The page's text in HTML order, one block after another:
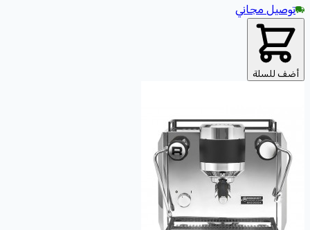
توصيل مجاني
أضف للسلة